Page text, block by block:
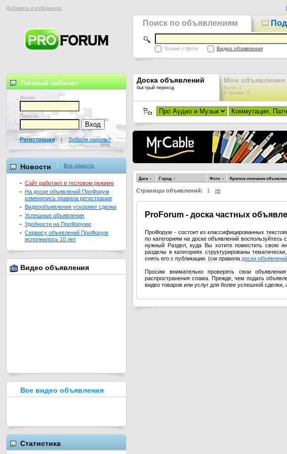
Добавить в избранное
Поиск по объявлениям
Только с фото Видео объявления
Доска объявлений
быстрый переход
Мои объявления
Всего: 0
В архиве: 0
Дата Город Фото Краткое описание
Страницы объявлений: 1
ProForum - доска частных
ПроФорум - состоит из классифицированных
по категориям на доске объявлений
нужный Раздел, куда Вы хотите поместить свою
разделы в категориях структурированы
снять его с публикации. (см.правила доски
Просим внимательно проверять свои
распространения спама. Прежде, чем подать
видео товаров или услуг для более успешной
Личный кабинет
Логин:
Пароль:
Регистрация | Забыли пароль?
Новости Все новости
- Сайт работает в тестовом режиме
- На доске объявлений ПроФорум
изменились правила регистрации
- Видеообъявления ускоряют сделки
- Успешные объявления
- Удобности на ПроФоруме
- Сервису объявлений ПроФорум
исполнилось 10 лет
Видео объявления
Все видео объявления
Статистика